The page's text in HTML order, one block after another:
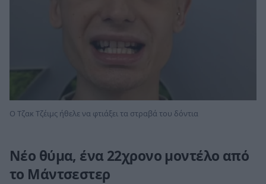
Ο Τζακ Τζέιμς ήθελε να φτιάξει τα στραβά του δόντια
Νέο θύμα, ένα 22χρονο μοντέλο από
το Μάντσεστερ